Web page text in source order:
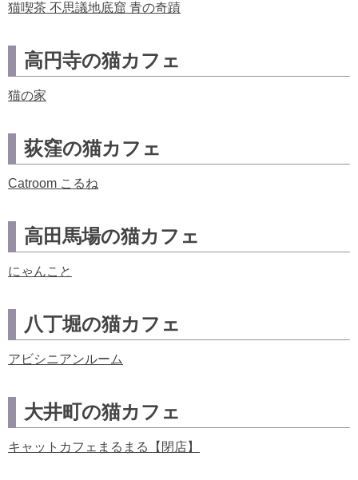
猫喫茶 不思議地底窟 青の奇蹟
高円寺の猫カフェ
猫の家
荻窪の猫カフェ
Catroom こるね
高田馬場の猫カフェ
にゃんこと
八丁堀の猫カフェ
アビシニアンルーム
大井町の猫カフェ
キャットカフェまるまる【閉店】